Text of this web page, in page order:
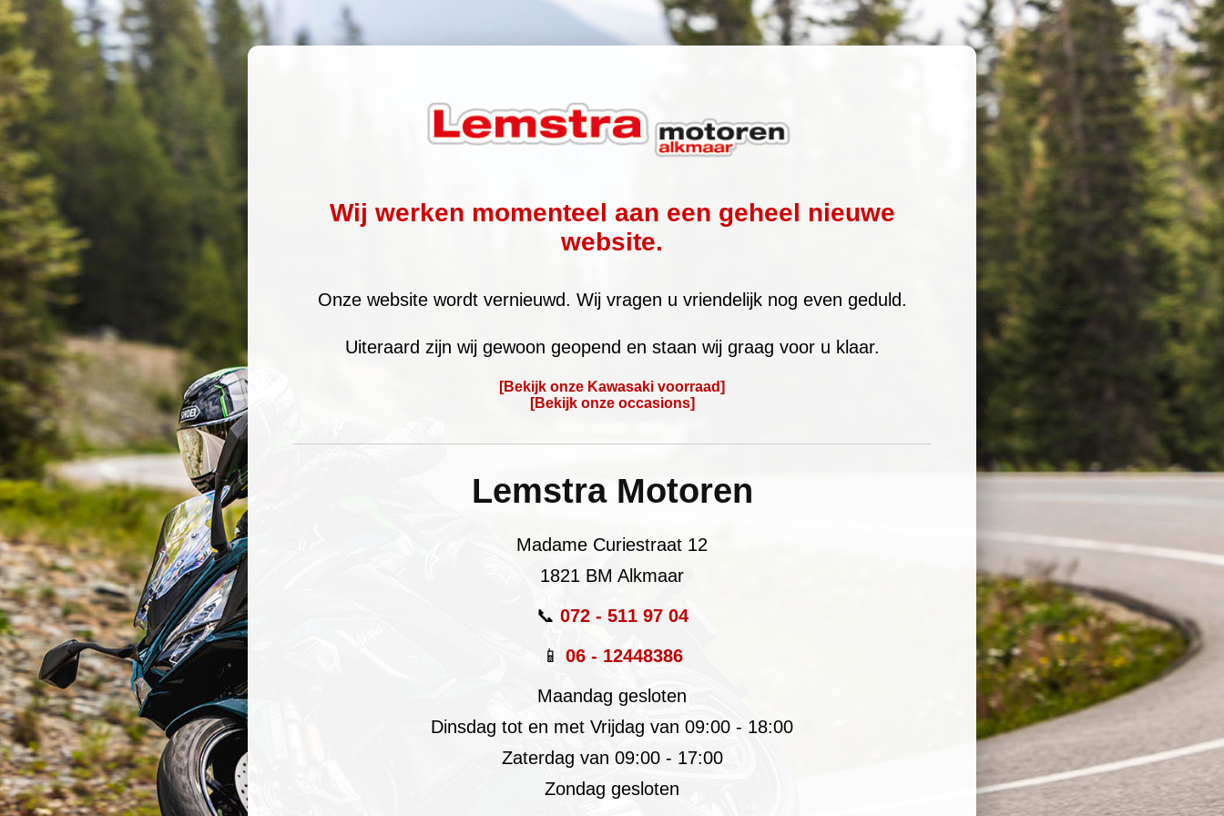
Wij werken momenteel aan een geheel nieuwe
website.
Onze website wordt vernieuwd. Wij vragen u vriendelijk nog even geduld.
Uiteraard zijn wij gewoon geopend en staan wij graag voor u klaar.
[Bekijk onze Kawasaki voorraad]
[Bekijk onze occasions]
Lemstra Motoren
Madame Curiestraat 12
1821 BM Alkmaar
📞 072 - 511 97 04
📱 06 - 12448386
Maandag gesloten
Dinsdag tot en met Vrijdag van 09:00 - 18:00
Zaterdag van 09:00 - 17:00
Zondag gesloten